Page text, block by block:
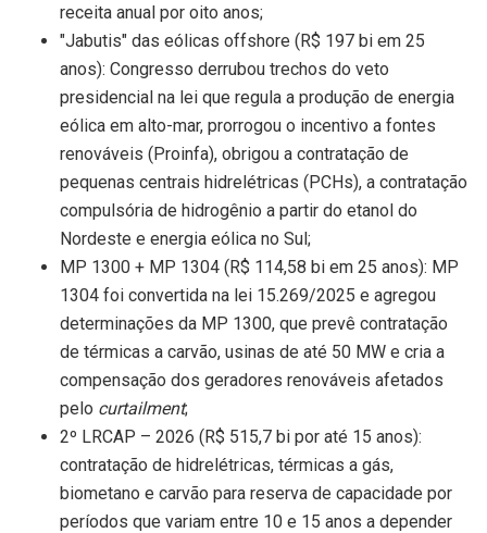
receita anual por oito anos;
"Jabutis" das eólicas offshore (R$ 197 bi em 25
anos): Congresso derrubou trechos do veto
presidencial na lei que regula a produção de energia
eólica em alto-mar, prorrogou o incentivo a fontes
renováveis (Proinfa), obrigou a contratação de
pequenas centrais hidrelétricas (PCHs), a contratação
compulsória de hidrogênio a partir do etanol do
Nordeste e energia eólica no Sul;
MP 1300 + MP 1304 (R$ 114,58 bi em 25 anos): MP
1304 foi convertida na lei 15.269/2025 e agregou
determinações da MP 1300, que prevê contratação
de térmicas a carvão, usinas de até 50 MW e cria a
compensação dos geradores renováveis afetados
pelo curtailment;
2º LRCAP – 2026 (R$ 515,7 bi por até 15 anos):
contratação de hidrelétricas, térmicas a gás,
biometano e carvão para reserva de capacidade por
períodos que variam entre 10 e 15 anos a depender